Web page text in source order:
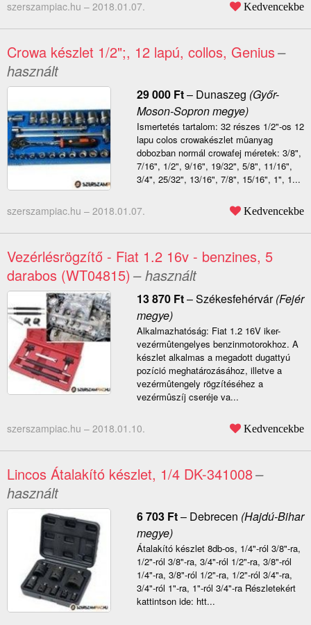
szerszampiac.hu – 2018.01.07. Kedvencekbe
Crowa készlet 1/2";, 12 lapú, collos, Genius–
használt
29 000 Ft– Dunaszeg (Győr-
Moson-Sopron megye)
Ismertetés tartalom: 32 részes 1/2"-os 12
lapu colos crowakészlet mûanyag
dobozban normál crowafej méretek: 3/8",
7/16", 1/2", 9/16", 19/32", 5/8", 11/16",
3/4", 25/32", 13/16", 7/8", 15/16", 1", 1...
szerszampiac.hu – 2018.01.07. Kedvencekbe
Vezérlésrögzítő - Fiat 1.2 16v - benzines, 5
darabos (WT04815) – használt
13 870 Ft–Székesfehérvár(Fejér
megye)
Alkalmazhatóság: Fiat 1.2 16V iker-
vezérmûtengelyes benzinmotorokhoz. A
készlet alkalmas a megadott dugattyú
pozíció meghatározásához, illetve a
vezérmûtengely rögzítéséhez a
vezérmûszíj cseréje va...
szerszampiac.hu – 2018.01.10. Kedvencekbe
Lincos Átalakító készlet, 1/4 DK-341008–
használt
6 703 Ft– Debrecen (Hajdú-Bihar
megye)
Átalakító készlet 8db-os, 1/4"-ról 3/8"-ra,
1/2"-ról 3/8"-ra, 3/4"-ról 1/2"-ra, 3/8"-ról
1/4"-ra, 3/8"-ról 1/2"-ra, 1/2"-ról 3/4"-ra,
3/4"-ról 1"-ra, 1"-ról 3/4"-ra Részletekért
kattintson ide: htt...